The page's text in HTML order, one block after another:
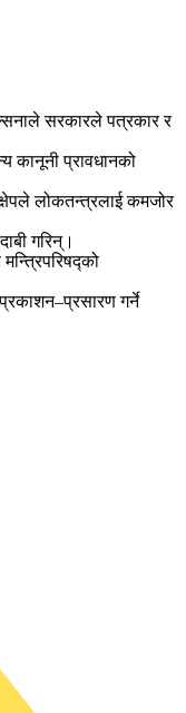
सरकारले पत्रकार र
कानूनी प्रावधानको
लोकतन्त्रलाई कमजोर
गरिन्।
गर्ने